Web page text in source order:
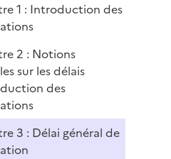
1 : Introduction des
2 : Notions
sur les délais
des
3 : Délai général de